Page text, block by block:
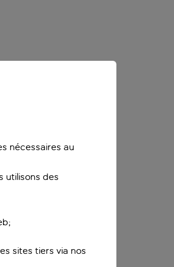
nécessaires au
utilisons des
sites tiers via nos